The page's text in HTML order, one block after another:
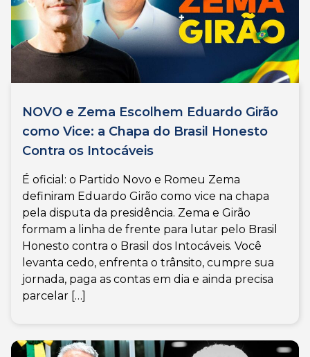
NOVO e Zema Escolhem Eduardo Girão
como Vice: a Chapa do Brasil Honesto
Contra os Intocáveis
É oficial: o Partido Novo e Romeu Zema
definiram Eduardo Girão como vice na chapa
pela disputa da presidência. Zema e Girão
formam a linha de frente para lutar pelo Brasil
Honesto contra o Brasil dos Intocáveis. Você
levanta cedo, enfrenta o trânsito, cumpre sua
jornada, paga as contas em dia e ainda precisa
parcelar […]